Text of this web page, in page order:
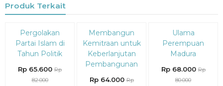
Produk Terkait
Diskon
20%Pergolakan
Partai Islam di
Tahun Politik
Rp 65.600 Rp
82.000
Diskon
20%
Membangun
Kemitraan untuk
Keberlanjutan
Pembangunan
Rp 64.000 Rp
Ulama
Perempuan
Madura
Rp 68.000 Rp
80.000